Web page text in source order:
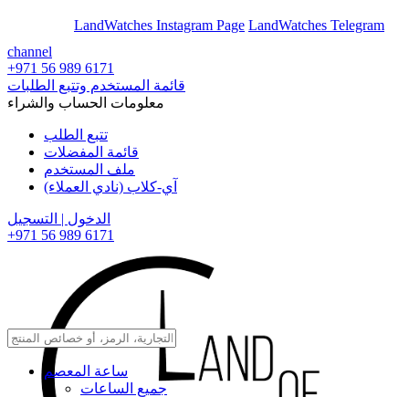
LandWatches Instagram Page LandWatches Telegram
channel
+971 56 989 6171
قائمة المستخدم وتتبع الطلبات
معلومات الحساب والشراء
تتبع الطلب
قائمة المفضلات
ملف المستخدم
آي-كلاب (نادي العملاء)
الدخول | التسجيل
+971 56 989 6171
ساعة المعصم
جميع الساعات